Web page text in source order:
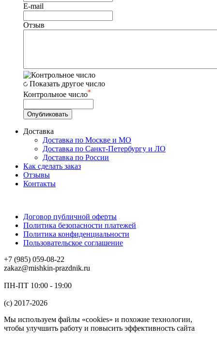
E-mail
Отзыв
Показать другое число
Контрольное число*
Доставка
Доставка по Москве и МО
Доставка по Санкт-Петербургу и ЛО
Доставка по России
Как сделать заказ
Отзывы
Контакты
Договор публичной оферты
Политика безопасности платежей
Политика конфиденциальности
Пользовательское соглашение
+7 (985) 059-08-22
zakaz@mishkin-prazdnik.ru
ПН-ПТ 10:00 - 19:00
(c) 2017-2026
Мы используем файлы «cookies» и похожие технологии,
чтобы улучшить работу и повысить эффективность сайта